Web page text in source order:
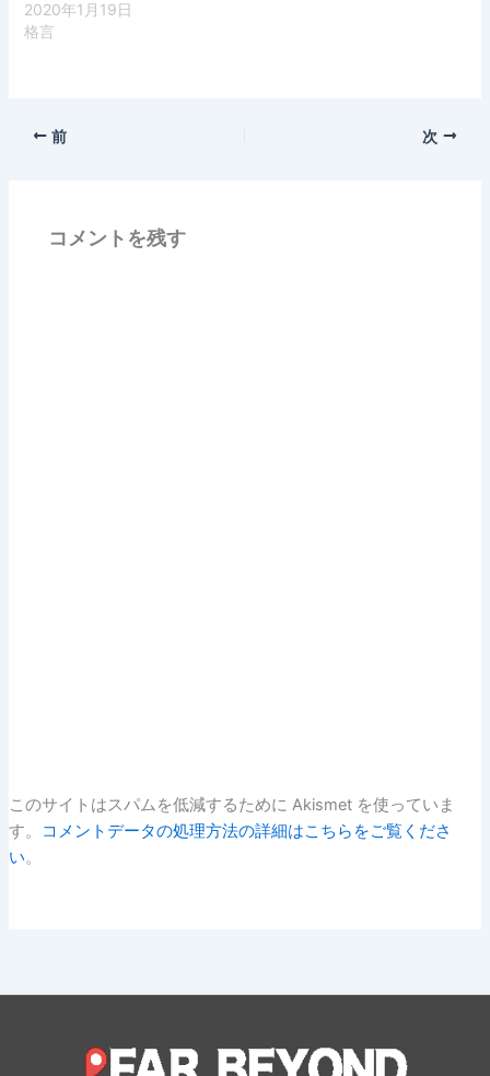
2020年1月19日
格言
前 次
コメントを残す
このサイトはスパムを低減するために Akismet を使っていま
す。
コメントデータの処理方法の詳細はこちらをご覧くださ
い。